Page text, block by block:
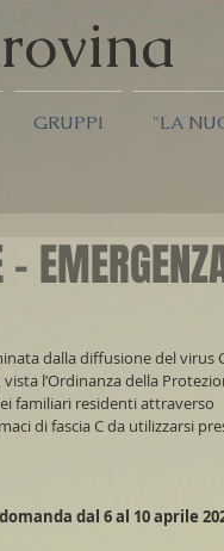
ina
GRUPPI "LA
-
dalla diffusione del virus
l’Ordinanza della
familiari residenti attraverso
di fascia C da utilizzarsi
dal 6 al 10 aprile